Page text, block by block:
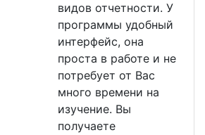
видов отчетности. У
программы удобный
интерфейс, она
проста в работе и не
потребует от Вас
много времени на
изучение. Вы
получаете